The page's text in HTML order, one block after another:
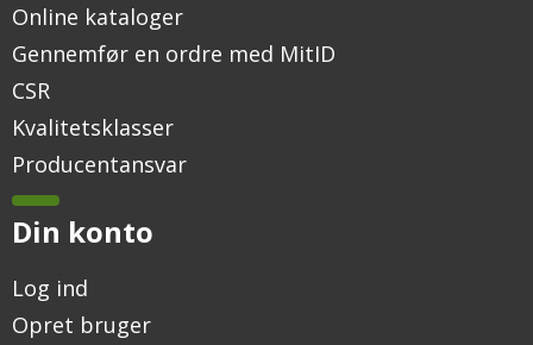
Online kataloger
Gennemfør en ordre med MitID
CSR
Kvalitetsklasser
Producentansvar
Din konto
Log ind
Opret bruger